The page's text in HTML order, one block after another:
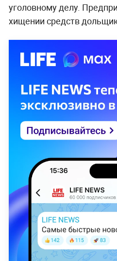
уголовному делу.
хищении средств